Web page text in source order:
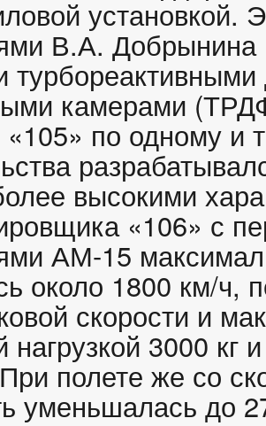
установкой.
В.А.
камерами
по одному и
высокими
«106» с
АМ-15
около 1800 км/ч,
скорости и
3000 кг
полете же со
уменьшалась до